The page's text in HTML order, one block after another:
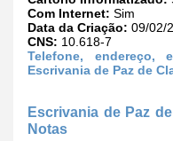
Com Internet: Sim
Data da Criação: 09/02/
CNS: 10.618-7
Telefone,
Escrivania de Paz de
Escrivania de Paz
Notas